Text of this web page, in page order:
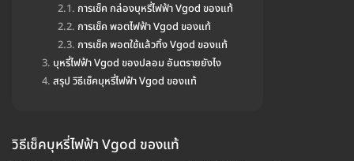
การเช็ค กล่องบุหรี่ไฟฟ้า Vgod ของแท้
การเช็ค พอตไฟฟ้า Vgod ของแท้
การเช็ค พอตใช้แล้วทิ้ง Vgod ของแท้
บุหรี่ไฟฟ้า Vgod ของปลอม อันตรายยังไง
สรุป วิธีเช็คบุหรี่ไฟฟ้า Vgod ของแท้
วิธีเช็คบุหรี่ไฟฟ้า Vgod ของแท้